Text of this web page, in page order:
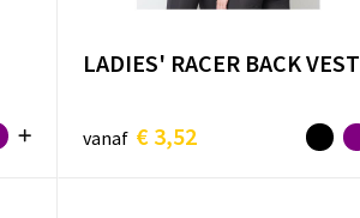
LADIES' RACER BACK VEST
vanaf € 3,52